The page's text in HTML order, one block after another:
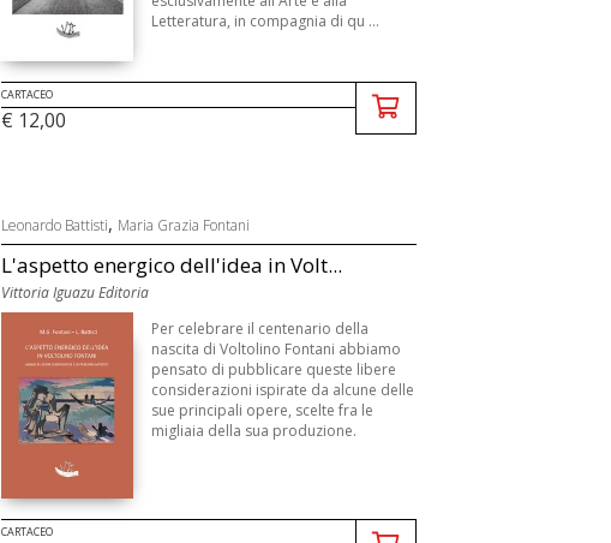
Letteratura, in compagnia di qu ...
CARTACEO
€ 12,00
Leonardo Battisti, Maria Grazia Fontani
L'aspetto energico dell'idea in Volt...
Vittoria Iguazu Editoria
Per celebrare il centenario della
nascita di Voltolino Fontani abbiamo
pensato di pubblicare queste libere
considerazioni ispirate da alcune delle
sue principali opere, scelte fra le
migliaia della sua produzione.
CARTACEO